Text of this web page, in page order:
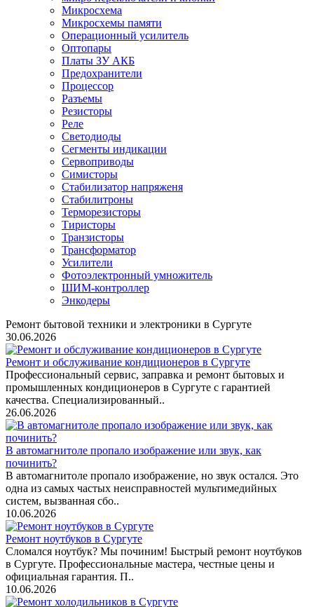
Микросхема
Микросхемы памяти
Операционный усилитель
Оптопары
Платы ЗУ АКБ
Предохранители
Процессор
Разъемы
Резисторы
Реле
Светодиоды
Сегменты индикации
Сервоприводы
Симисторы
Стабилизатор напряженя
Стабилитроны
Терморезисторы
Тиристоры
Транзисторы
Трансформатор
Усилители
Фотоэлектронный умножитель
ШИМ-контроллер
Энкодеры
Ремонт бытовой техники и электроники в Сургуте
30.06.2026
Ремонт и обслуживание кондиционеров в Сургуте
Профессиональный сервис, заправка и ремонт бытовых и
промышленных кондиционеров в Сургуте с гарантией
качества. Специализированный..
26.06.2026
В автомагнитоле пропало изображение или звук, как
починить?
В автомагнитоле пропало изображение, но звук остался. Это
одна из самых частых неисправностей мультимедийных
систем, вызванная сбо..
10.06.2026
Ремонт ноутбуков в Сургуте
Сломался ноутбук? Мы починим! Быстрый ремонт ноутбуков
в Сургуте. Профессиональные мастера, честные цены и
официальная гарантия. П..
10.06.2026